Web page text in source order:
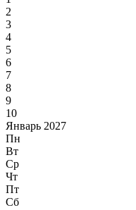
2
3
4
5
6
7
8
9
10
Январь 2027
Пн
Вт
Ср
Чт
Пт
Сб